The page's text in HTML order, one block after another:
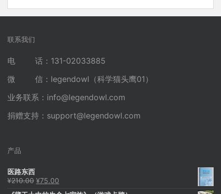
联系我们
电 话：131-02033885
微 信：legendowl（科学猫头鹰01）
业务联系： info@legendowl.com
捐赠支持： support@legendowl.com
产品
医路东西
¥210.00 原
¥75.00